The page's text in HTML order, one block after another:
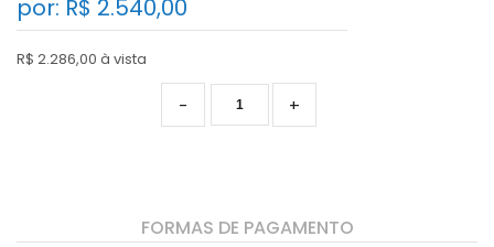
por: R$ 2.540,00
R$ 2.286,00 à vista
+
-
FORMAS DE PAGAMENTO